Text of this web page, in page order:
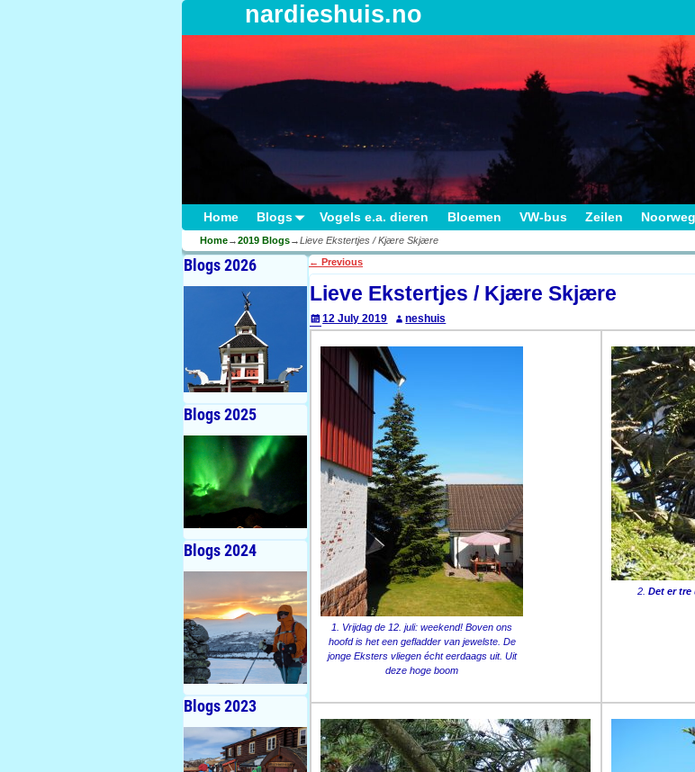
nardieshuis.no
Home Blogs Vogels e.a. dieren Bloemen VW-bus Zeilen
Home→2019 Blogs→Lieve Ekstertjes / Kjære Skjære
Post navigation
← Previous
Lieve Ekstertjes / Kjære Skjære
12 July 2019 neshuis
1. Vrijdag de 12. juli: weekend! Boven ons
hoofd is het een gefladder van jewelste. De
jonge Eksters vliegen écht eerdaags uit. Uit
deze hoge boom
2.Det er
Blogs 2026
Blogs 2025
Blogs 2024
Blogs 2023